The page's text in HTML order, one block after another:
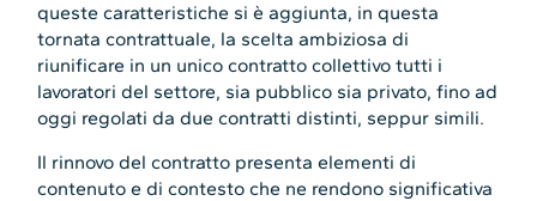
queste caratteristiche si è aggiunta, in questa
tornata contrattuale, la scelta ambiziosa di
riunificare in un unico contratto collettivo tutti i
lavoratori del settore, sia pubblico sia privato, fino ad
oggi regolati da due contratti distinti, seppur simili.
Il rinnovo del contratto presenta elementi di
contenuto e di contesto che ne rendono significativa